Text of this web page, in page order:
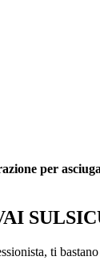
per
ti